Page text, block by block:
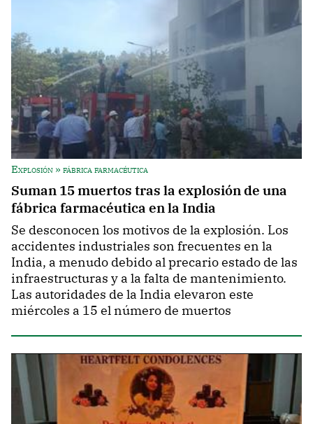
Explosión » fábrica farmacéutica
Suman 15 muertos tras la explosión de una
fábrica farmacéutica en la India
Se desconocen los motivos de la explosión. Los
accidentes industriales son frecuentes en la
India, a menudo debido al precario estado de las
infraestructuras y a la falta de mantenimiento.
Las autoridades de la India elevaron este
miércoles a 15 el número de muertos